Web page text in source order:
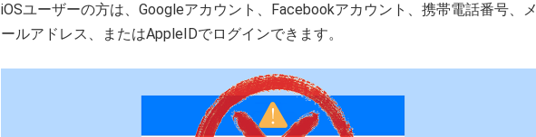
iOSユーザーの方は、Googleアカウント、Facebookアカウント、携帯電話番号、メ
ールアドレス、またはAppleIDでログインできます。